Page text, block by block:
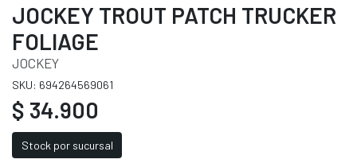
JOCKEY TROUT PATCH TRUCKER
FOLIAGE
JOCKEY
SKU: 694264569061
$ 34.900
Stock por sucursal